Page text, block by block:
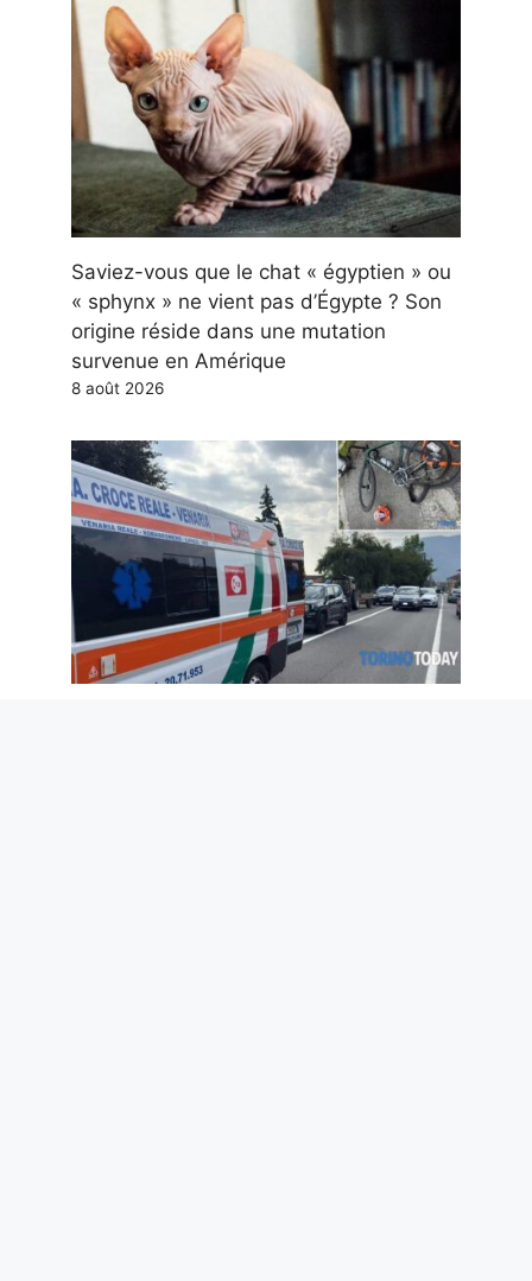
Saviez-vous que le chat « égyptien » ou
« sphynx » ne vient pas d’Égypte ? Son
origine réside dans une mutation
survenue en Amérique
8 août 2026